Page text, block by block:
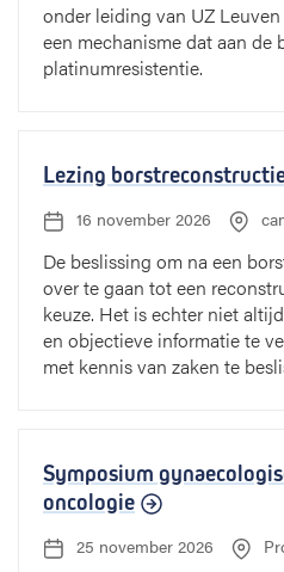
onder leiding van UZ
een mechanisme dat aan de
platinumresistentie.
Lezing
t
u
m
16 november 2026
c
a
t
i
e
:
De beslissing om na een
over te gaan tot een
keuze. Het is echter niet
en objectieve informatie te
met kennis van zaken te
Symposium
oncologie
25 november 2026